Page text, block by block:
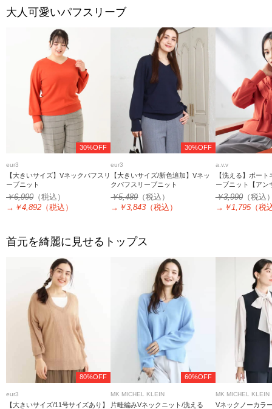
大人可愛いパフスリーブ
30%OFF
eur3
【大きいサイズ】Vネックパフスリ
ーブニット
￥6,990 （税込）
→ ￥4,892 （税込）
30%OFF
eur3
【大きいサイズ/新色追加】Vネッ
クパフスリーブニット
￥5,489（税込）
→ ￥3,843 （税込）
a.v.v
【洗える】ボー
ーブニット【アン
￥3,990（税込
→ ￥1,795（税
首元を綺麗に見せるトップス
80%OFF
eur3
【大きいサイズ/11号サイズあり】
60%OFF
MK MICHEL KLEIN
片畦編みVネックニット/洗える
MK MICHEL KLEIN
Vネックノーカラ